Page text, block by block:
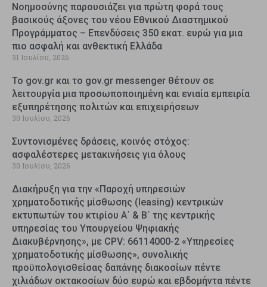
Νοημοσύνης παρουσιάζει για πρώτη φορά τους
βασικούς άξονες του νέου Εθνικού Διαστημικού
Προγράμματος – Επενδύσεις 350 εκατ. ευρώ για μια
πιο ασφαλή και ανθεκτική Ελλάδα
31 Ιουλίου, 2026
Το gov.gr και το gov.gr messenger θέτουν σε
λειτουργία μια προσωποποιημένη και ενιαία εμπειρία
εξυπηρέτησης πολιτών και επιχειρήσεων
30 Ιουλίου, 2026
Συντονισμένες δράσεις, κοινός στόχος:
ασφαλέστερες μετακινήσεις για όλους
30 Ιουλίου, 2026
Διακήρυξη για την «Παροχή υπηρεσιών
χρηματοδοτικής μίσθωσης (leasing) κεντρικών
εκτυπωτών του κτιρίου Α΄ & Β΄ της κεντρικής
υπηρεσίας του Υπουργείου Ψηφιακής
Διακυβέρνησης», με CPV: 66114000-2 «Υπηρεσίες
χρηματοδοτικής μίσθωσης», συνολικής
προϋπολογισθείσας δαπάνης διακοσίων πέντε
χιλιάδων οκτακοσίων δύο ευρώ και εβδομήντα πέντε